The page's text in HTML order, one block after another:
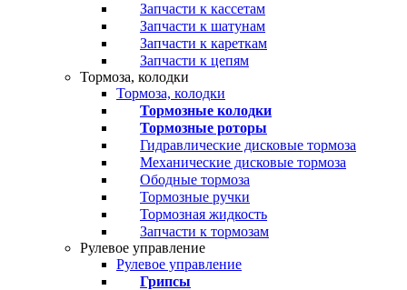
Запчасти к кассетам
Запчасти к шатунам
Запчасти к кареткам
Запчасти к цепям
Тормоза, колодки
Тормоза, колодки
Тормозные колодки
Тормозные роторы
Гидравлические дисковые тормоза
Механические дисковые тормоза
Ободные тормоза
Тормозные ручки
Тормозная жидкость
Запчасти к тормозам
Рулевое управление
Рулевое управление
Грипсы